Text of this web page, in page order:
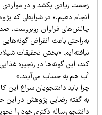
زیادی بکشد و در مواردی در
دهیم.» در شرایطی که پژوهش و
فراوان روبروست، صدور
باعث انقراض گونه‌هایی شود
«بخش تحقیقات شیلات
این گونه‌ها در زنجیره غذایی
هم به حساب می‌آیند.»
باید دانشجویان سراغ این کار
گفته رضایی پژوهش در این حوزه،
رساله دکتری خود را تحویل